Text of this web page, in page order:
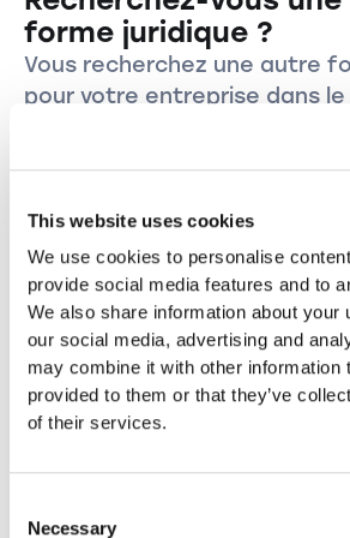
This website uses cookies
We use cookies to personalise
provide social media features and to
We also share information about your
our social media, advertising and
may combine it with other information
provided to them or that they’ve
of their services.
Selection
Necessary
commerciales.
forme juridique ?
Vous recherchez une autre
pour votre entreprise dans
canton de Bâle-Campagne.
Créez votre Raison individuelle
Bâle-Campagne et lancez votre
entreprise dans cette
Créer une raison individuelle
Créer une Sàrl dans le
Campagne